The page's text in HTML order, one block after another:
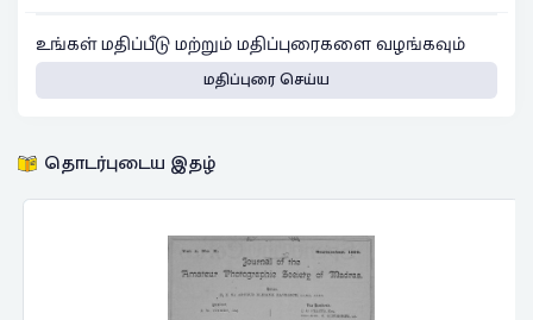
உங்கள் மதிப்பீடு மற்றும் மதிப்புரைகளை வழங்கவும்
மதிப்புரை செய்ய
தொடர்புடைய இதழ்